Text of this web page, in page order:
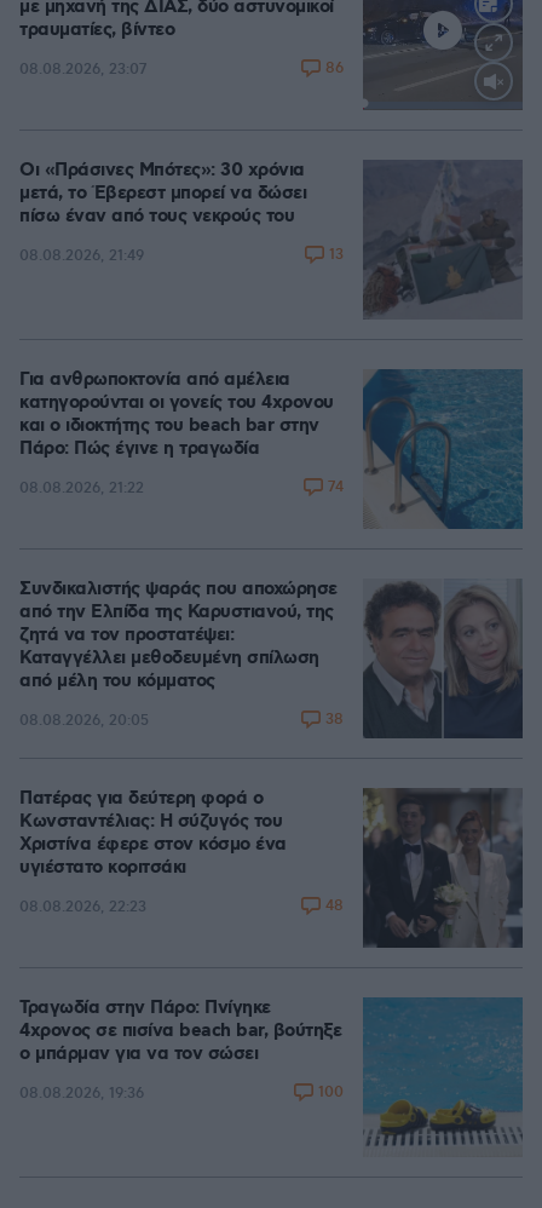
με μηχανή της ΔΙΑΣ, δύο αστυνομικοί
τραυματίες, βίντεο
08.08.2026, 23:07 86
Οι «Πράσινες Μπότες»: 30 χρόνια
μετά, το Έβερεστ μπορεί να δώσει
πίσω έναν από τους νεκρούς του
08.08.2026, 21:49 13
Για ανθρωποκτονία από αμέλεια
κατηγορούνται οι γονείς του 4χρονου
και ο ιδιοκτήτης του beach bar στην
Πάρο: Πώς έγινε η τραγωδία
08.08.2026, 21:22 74
Συνδικαλιστής ψαράς που αποχώρησε
από την Ελπίδα της Καρυστιανού, της
ζητά να τον προστατέψει:
Καταγγέλλει μεθοδευμένη σπίλωση
από μέλη του κόμματος
08.08.2026, 20:05 38
Πατέρας για δεύτερη φορά ο
Κωνσταντέλιας: Η σύζυγός του
Χριστίνα έφερε στον κόσμο ένα
υγιέστατο κοριτσάκι
08.08.2026, 22:23 48
Τραγωδία στην Πάρο: Πνίγηκε
4χρονος σε πισίνα beach bar, βούτηξε
ο μπάρμαν για να τον σώσει
08.08.2026, 19:36 100